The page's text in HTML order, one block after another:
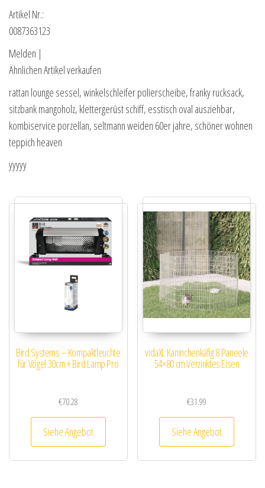
Artikel Nr.:
0087363123
Melden |
Ähnlichen Artikel verkaufen
rattan lounge sessel, winkelschleifer polierscheibe, franky rucksack,
sitzbank mangoholz, klettergerüst schiff, esstisch oval ausziehbar,
kombiservice porzellan, seltmann weiden 60er jahre, schöner wohnen
teppich heaven
yyyyy
Bird Systems – Kompaktleuchte
für Vögel 30cm + Bird Lamp Pro
€70.28
Siehe Angebot
vidaXL Kaninchenkäfig 8 Paneele
54×80 cm Verzinktes Eisen
€31.99
Siehe Angebot